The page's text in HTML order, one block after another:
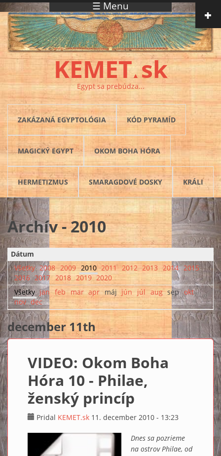
Skočiť na hlavný obsah ☰ Menu
KEMET▲ sk
Egypt sa prebúdza...
ZAKÁZANÁ EGYPTOLÓGIA KÓD PYRAMÍD
MAGICKÝ EGYPT OKOM BOHA HÓRA
HERMETIZMUS SMARAGDOVÉ DOSKY KRÁLI
Archív - 2010
Dátum
Všetky 2008 2009 2010 2011 2012 2013 2014 2015
2016 2017 2018 2019 2020
Všetky jan feb mar apr máj jún júl aug sep okt
nov dec
december 11th
VIDEO: Okom Boha
Hóra 10 - Philae,
ženský princíp
Pridal KEMET.sk 11. december 2010 - 13:23
Dnes sa pozrieme
na ostrov Philae, od